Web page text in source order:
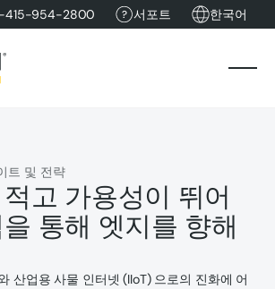
415-954-2800 서포트 한국어
트 및 전략
고 가용성이 뛰어
통해 엣지를 향해
산업용 사물 인터넷 (IIoT) 으로의 진화에 어